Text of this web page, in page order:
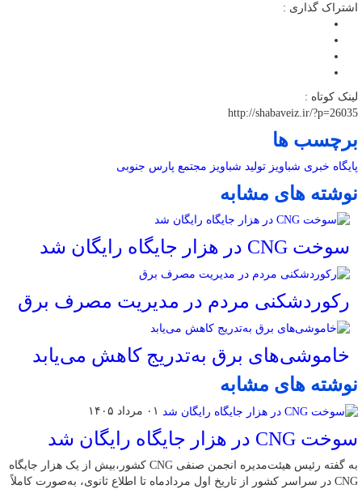
اشتراک گذاری :
لینک کوتاه :
http://shabaveiz.ir/?p=26035
برچسب ها
پایگاه خبری شباویز تولید شباویز مجتمع پارس جنوبی
نوشته های مشابه
سوخت CNG در هزار جایگاه رایگان شد
رکوردشکنی مردم در مدیریت مصرف برق
خاموشی‌های برق به‌تدریج کاهش می‌یابد
نوشته های مشابه
۰۱ مرداد ۱۴۰۵
سوخت CNG در هزار جایگاه رایگان شد
به گفته رئیس هیئت‌مدیره انجمن صنفی CNG کشور،بیش از یک هزار جایگاه
CNG در سراسر کشور از تاریخ اول مردادماه تا اطلاع ثانوی، به‌صورت کاملاً